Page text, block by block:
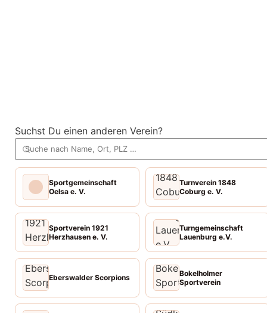
Suchst Du einen anderen Verein?
Sportgemeinschaft
Oelsa e. V.
Turnverein 1848
Coburg e. V.
Sportverein 1921
Herzhausen e. V.
Turngemeinschaft
Lauenburg e.V.
Eberswalder Scorpions
Bokelholmer
Sportverein